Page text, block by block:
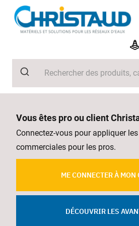
Vous êtes pro ou client
Connectez-vous pour appliquer
commerciales pour les pros.
ME CONNECTER À MON
DÉCOUVRIR LES